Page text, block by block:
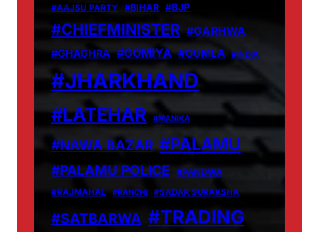
#AAJSU PARTY #BIHAR #BJP
#CHIEFMINISTER #GARHWA
#GHAGHRA #GOMIYA #GUMLA #INDIA
#JHARKHAND
#LATEHAR #MANIKA
#NAWA BAZAR #PALAMU
#PALAMU POLICE
#PANDWA
#RAJMAHAL
#RANCHI #SADAK SURAKSHA
#SATBARWA #TRADING